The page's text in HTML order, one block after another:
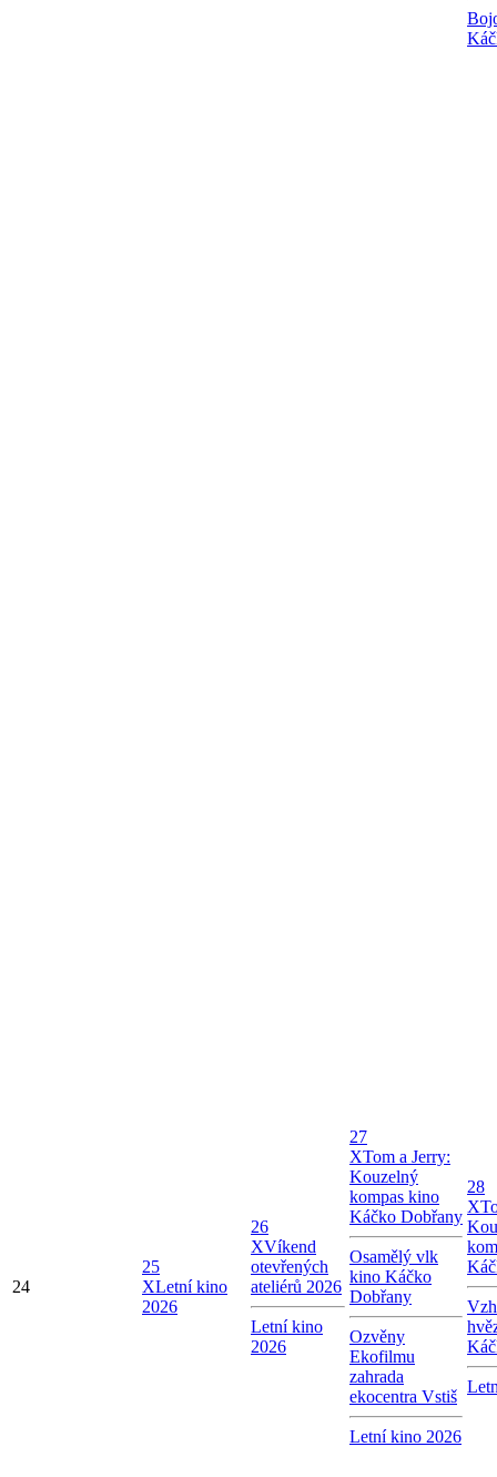
24
25
XLetní kino
2026
26
XVíkend
otevřených
ateliérů 2026
Letní kino
2026
27
XTom a Jerry:
Kouzelný
kompas kino
Káčko Dobřany
Osamělý vlk
kino Káčko
Dobřany
Ozvěny
Ekofilmu
zahrada
ekocentra Vstiš
Letní kino 2026
28
X